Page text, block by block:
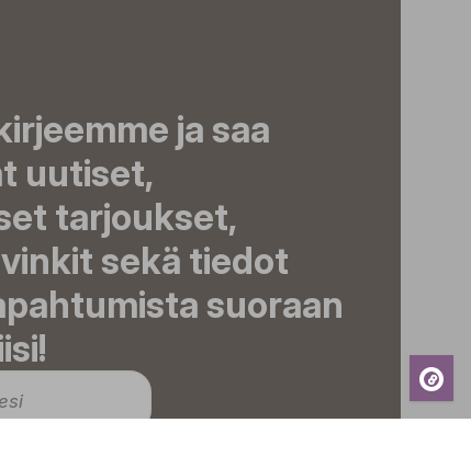
ja saa
uutiset,
tarjoukset,
sekä tiedot
suoraan